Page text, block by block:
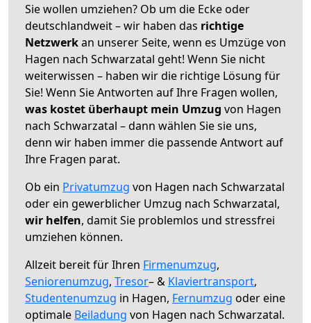
Sie wollen umziehen? Ob um die Ecke oder
deutschlandweit – wir haben das richtige
Netzwerkan unserer Seite, wenn es Umzüge von
Hagen nach Schwarzatal geht! Wenn Sie nicht
weiterwissen – haben wir die richtige Lösung für
Sie! Wenn Sie Antworten auf Ihre Fragen wollen,
was kostet überhaupt mein Umzug von Hagen
nach Schwarzatal – dann wählen Sie sie uns,
denn wir haben immer die passende Antwort auf
Ihre Fragen parat.
Ob ein Privatumzug von Hagen nach Schwarzatal
oder ein gewerblicher Umzug nach Schwarzatal,
wir helfen, damit Sie problemlos und stressfrei
umziehen können.
Allzeit bereit für Ihren Firmenumzug,
Seniorenumzug, Tresor– & Klaviertransport,
Studentenumzug in Hagen, Fernumzug oder eine
optimale Beiladung von Hagen nach Schwarzatal.